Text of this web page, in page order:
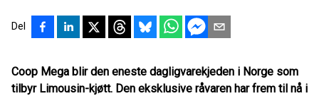
Del
Coop Mega blir den eneste dagligvarekjeden i Norge som
tilbyr Limousin-kjøtt. Den eksklusive råvaren har frem til nå i